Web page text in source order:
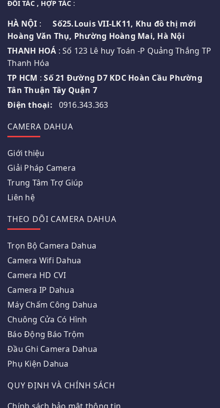
ĐỐI TÁC , HỢP TÁC :
HÀ NỘI :
Số25.Louis VII-LK11, Khu đô thị mới
Hoàng Văn Thụ, Phường Hoàng Mai, Hà Nội
THANH HOÁ : Số 123 Lê huy Toán -P Quảng Thắng TP
Thanh Hóa
TP HCM :Số 21 Đường D7 KDC Hoàn Cầu Phường
Tân Thuận Tây Quận 7
Điện thoại: 0916.343.363
CAMERA DAHUA
Giới thiệu
Giải Pháp Camera
Trung Tâm Trợ Giúp
Liên hệ
THEO DÕI CAMERA DAHUA
Trọn Bộ Camera Dahua
Camera Wifi Dahua
Camera HD CVI
Camera IP Dahua
Máy Chấm Công Dahua
Chuông Cửa Có Hình
Báo Động Báo Trộm
Đầu Ghi Camera Dahua
Phụ Kiện Dahua
QUY ĐỊNH VÀ CHÍNH SÁCH